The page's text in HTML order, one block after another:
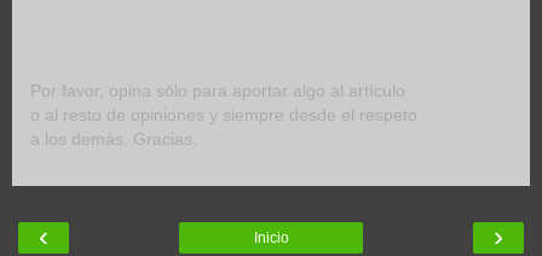
Por favor, opina sólo para aportar algo al artículo
o al resto de opiniones y siempre desde el respeto
a los demás. Gracias.
‹ ›
Inicio